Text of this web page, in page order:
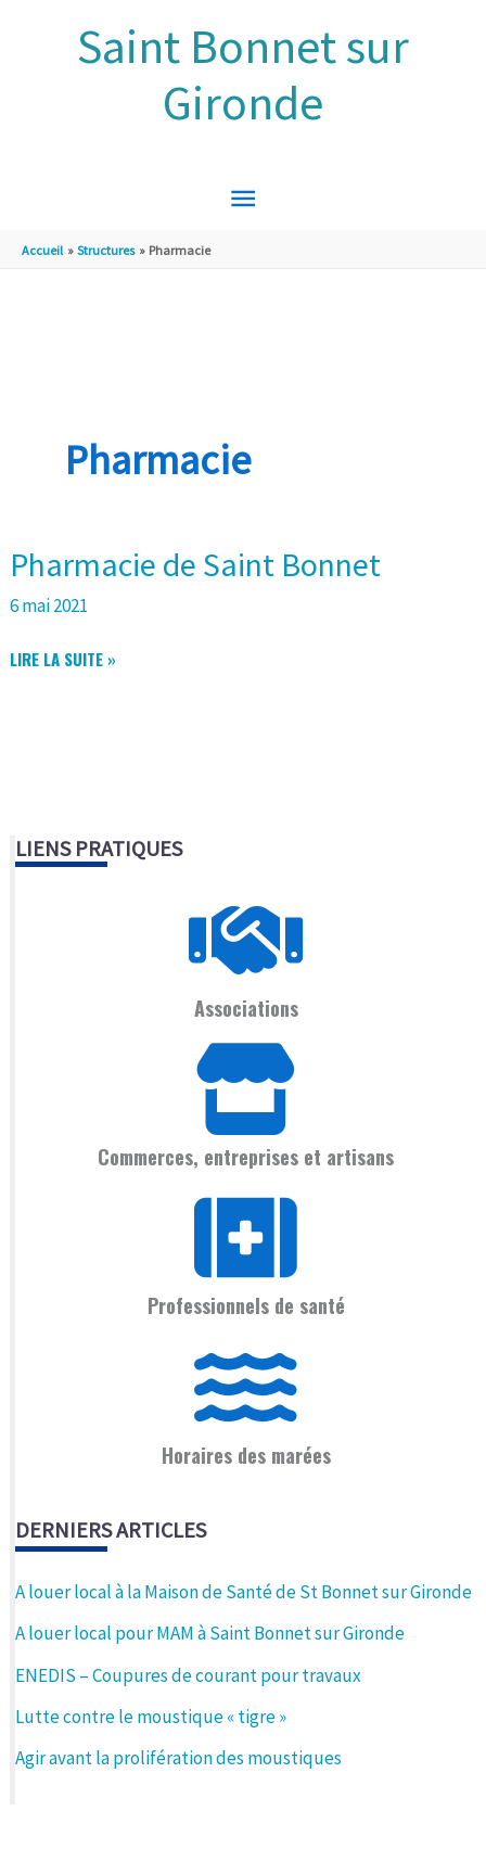
Saint Bonnet sur
Gironde
MENU
Accueil Structures Pharmacie
Pharmacie
Pharmacie de Saint Bonnet
6 mai 2021
PHARMACIE
LIRE LA SUITE »
LIENS PRATIQUES
Associations
Commerces, entreprises et artisans
Professionnels de santé
Horaires des marées
DERNIERS ARTICLES
A louer local à la Maison de Santé de St Bonnet sur Gironde
A louer local pour MAM à Saint Bonnet sur Gironde
ENEDIS – Coupures de courant pour travaux
Lutte contre le moustique « tigre »
Agir avant la prolifération des moustiques